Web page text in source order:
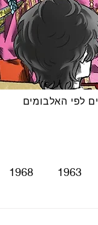
לפי האלבומים
1963
1968